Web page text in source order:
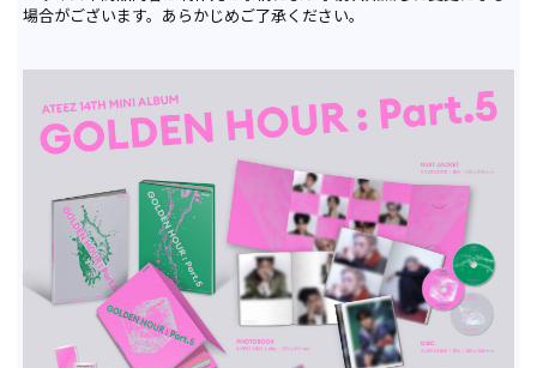
場合がございます。あらかじめご了承ください。